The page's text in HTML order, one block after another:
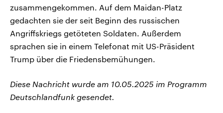
zusammengekommen. Auf dem Maidan-Platz
gedachten sie der seit Beginn des russischen
Angriffskriegs getöteten Soldaten. Außerdem
sprachen sie in einem Telefonat mit US-Präsident
Trump über die Friedensbemühungen.
Diese Nachricht wurde am 10.05.2025 im Programm
Deutschlandfunk gesendet.